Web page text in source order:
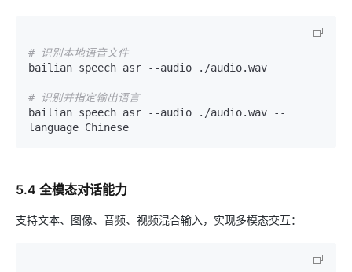
# 识别本地语音文件
bailian speech asr --audio ./audio.wav
# 识别并指定输出语言
bailian speech asr --audio ./audio.wav --
5.4 全模态对话能力
支持文本、图像、音频、视频混合输入，实现多模态交互：